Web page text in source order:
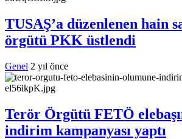
TUSAŞ’a düzenlenen hain
örgütü PKK üstlendi
Genel 2 yıl önce
Terör Örgütü FETÖ
indirim kampanyası yaptı